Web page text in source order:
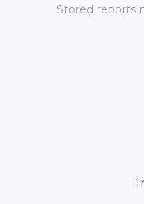
Stored reports